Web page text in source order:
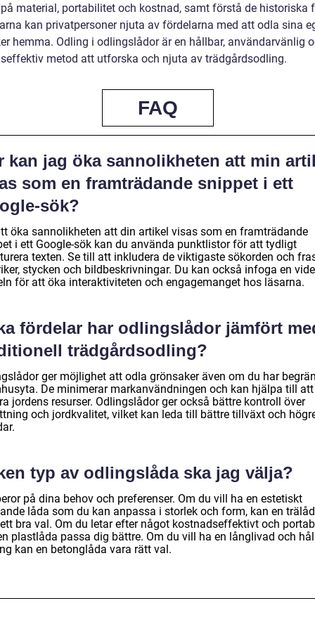
material, portabilitet och kostnad, samt förstå de historiska
kan privatpersoner njuta av fördelarna med att odla sina
hemma. Odling i odlingslådor är en hållbar, användarvänlig
metod att utforska och njuta av trädgårdsodling.
FAQ
kan jag öka sannolikheten att min
som en framträdande snippet i ett
sök?
öka sannolikheten att din artikel visas som en framträdande
i ett Google-sök kan du använda punktlistor för att tydligt
texten. Se till att inkludera de viktigaste sökorden och
stycken och bildbeskrivningar. Du kan också infoga en
för att öka interaktiviteten och engagemanget hos läsarna.
fördelar har odlingslådor jämfört
trädgårdsodling?
ger möjlighet att odla grönsaker även om du har
De minimerar markanvändningen och kan hjälpa till att
jordens resurser. Odlingslådor ger också bättre kontroll över
och jordkvalitet, vilket kan leda till bättre tillväxt och
typ av odlingslåda ska jag välja?
på dina behov och preferenser. Om du vill ha en estetiskt
låda som du kan anpassa i storlek och form, kan en
bra val. Om du letar efter något kostnadseffektivt och
plastlåda passa dig bättre. Om du vill ha en långlivad och
kan en betonglåda vara rätt val.